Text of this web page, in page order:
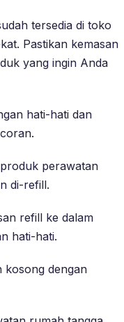
tersedia di toko
Pastikan kemasan
yang ingin Anda
hati-hati dan
perawatan
di-refill.
refill ke dalam
hati-hati.
kosong dengan